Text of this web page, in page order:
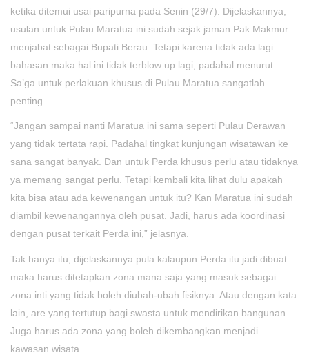
ketika ditemui usai paripurna pada Senin (29/7). Dijelaskannya,
usulan untuk Pulau Maratua ini sudah sejak jaman Pak Makmur
menjabat sebagai Bupati Berau. Tetapi karena tidak ada lagi
bahasan maka hal ini tidak terblow up lagi, padahal menurut
Sa’ga untuk perlakuan khusus di Pulau Maratua sangatlah
penting.
“Jangan sampai nanti Maratua ini sama seperti Pulau Derawan
yang tidak tertata rapi. Padahal tingkat kunjungan wisatawan ke
sana sangat banyak. Dan untuk Perda khusus perlu atau tidaknya
ya memang sangat perlu. Tetapi kembali kita lihat dulu apakah
kita bisa atau ada kewenangan untuk itu? Kan Maratua ini sudah
diambil kewenangannya oleh pusat. Jadi, harus ada koordinasi
dengan pusat terkait Perda ini,” jelasnya.
Tak hanya itu, dijelaskannya pula kalaupun Perda itu jadi dibuat
maka harus ditetapkan zona mana saja yang masuk sebagai
zona inti yang tidak boleh diubah-ubah fisiknya. Atau dengan kata
lain, are yang tertutup bagi swasta untuk mendirikan bangunan.
Juga harus ada zona yang boleh dikembangkan menjadi
kawasan wisata.